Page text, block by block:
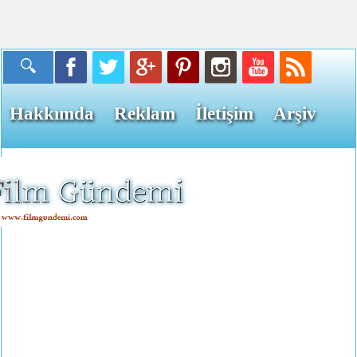
Hakkımda Reklam İletişim Arşiv